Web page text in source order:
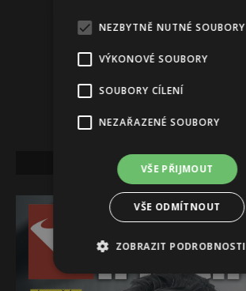
NEJNOVĚJŠÍ VYDÁNÍ
NEZBYTNĚ NUTNÉ SOUBORY
VÝKONOVÉ SOUBORY
SOUBORY CÍLENÍ
NEZAŘAZENÉ SOUBORY
VŠE PŘIJMOUT
VŠE ODMÍTNOUT
ZOBRAZIT PODROBNOSTI